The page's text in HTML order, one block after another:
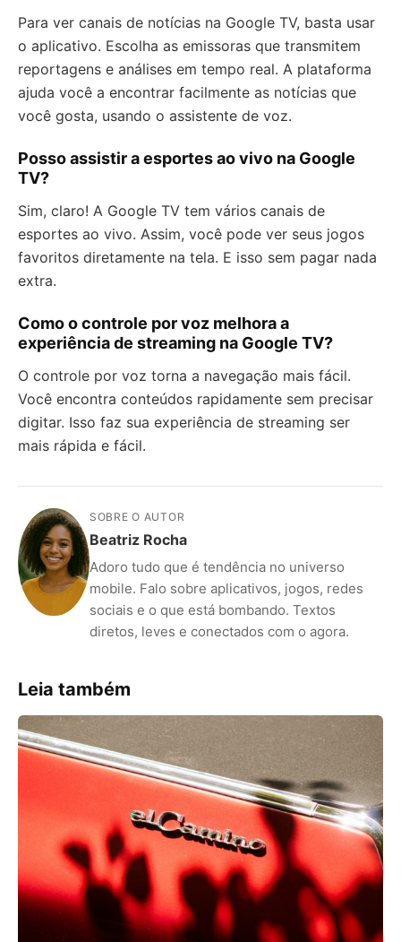
Para ver canais de notícias na Google TV, basta usar
o aplicativo. Escolha as emissoras que transmitem
reportagens e análises em tempo real. A plataforma
ajuda você a encontrar facilmente as notícias que
você gosta, usando o assistente de voz.
Posso assistir a esportes ao vivo na Google
TV?
Sim, claro! A Google TV tem vários canais de
esportes ao vivo. Assim, você pode ver seus jogos
favoritos diretamente na tela. E isso sem pagar nada
extra.
Como o controle por voz melhora a
experiência de streaming na Google TV?
O controle por voz torna a navegação mais fácil.
Você encontra conteúdos rapidamente sem precisar
digitar. Isso faz sua experiência de streaming ser
mais rápida e fácil.
SOBRE O AUTOR
Beatriz Rocha
Adoro tudo que é tendência no universo
mobile. Falo sobre aplicativos, jogos, redes
sociais e o que está bombando. Textos
diretos, leves e conectados com o agora.
Leia também